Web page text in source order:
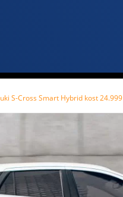
S-Cross Smart Hybrid kost 24.999